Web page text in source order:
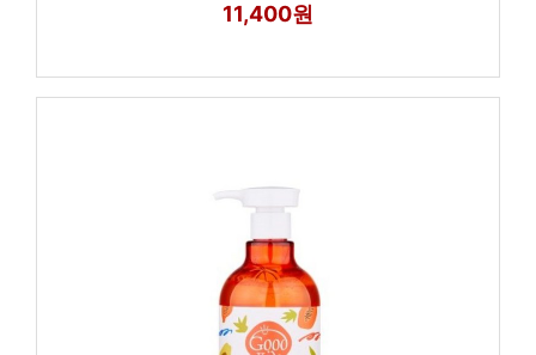
11,400원